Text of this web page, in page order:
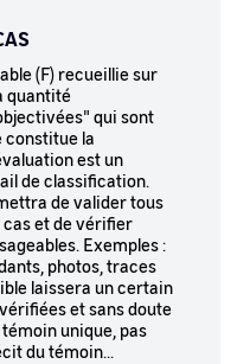
(F) recueillie sur
quantité
qui sont
constitue la
est un
de classification.
de valider tous
et de vérifier
Exemples :
photos, traces
laissera un certain
et sans doute
unique, pas
du témoin...